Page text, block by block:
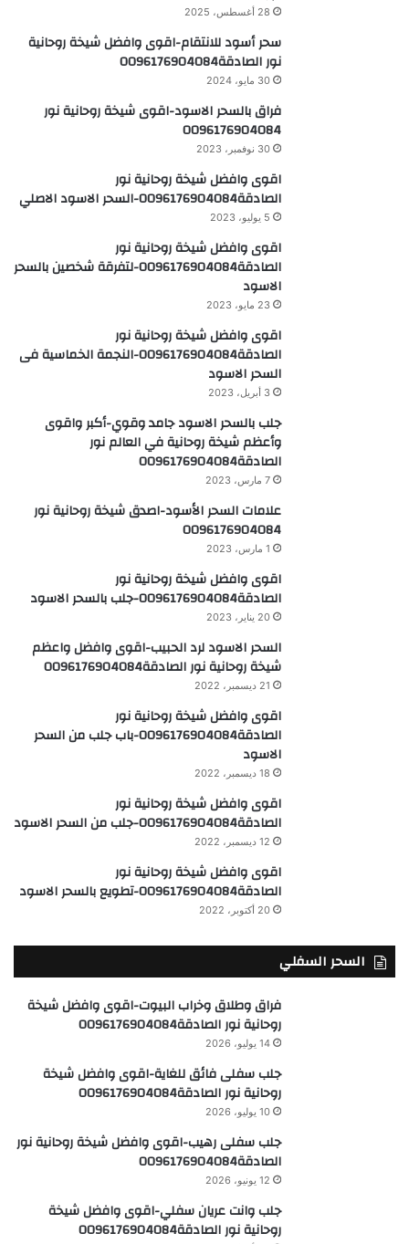
28 أغسطس، 2025
سحر أسود للانتقام-اقوى وافضل شيخة روحانية
نور الصادقة0096176904084
30 مايو، 2024
فراق بالسحر الاسود-اقوى شيخة روحانية نور
0096176904084
30 نوفمبر، 2023
اقوى وافضل شيخة روحانية نور
الصادقة0096176904084-السحر الاسود الاصلي
5 يوليو، 2023
اقوى وافضل شيخة روحانية نور
الصادقة0096176904084-لتفرقة شخصين بالسحر
الاسود
23 مايو، 2023
اقوى وافضل شيخة روحانية نور
الصادقة0096176904084-النجمة الخماسية فى
السحر الاسود
3 أبريل، 2023
جلب بالسحر الاسود جامد وقوي-أكبر واقوى
وأعظم شيخة روحانية في العالم نور
الصادقة0096176904084
7 مارس، 2023
علامات السحر الأسود-اصدق شيخة روحانية نور
0096176904084
1 مارس، 2023
اقوى وافضل شيخة روحانية نور
الصادقة0096176904084-جلب بالسحر الاسود
20 يناير، 2023
السحر الاسود لرد الحبيب-اقوى وافضل واعظم
شيخة روحانية نور الصادقة0096176904084
21 ديسمبر، 2022
اقوى وافضل شيخة روحانية نور
الصادقة0096176904084-باب جلب من السحر
الاسود
18 ديسمبر، 2022
اقوى وافضل شيخة روحانية نور
الصادقة0096176904084-جلب من السحر الاسود
12 ديسمبر، 2022
اقوى وافضل شيخة روحانية نور
الصادقة0096176904084-تطويع بالسحر الاسود
20 أكتوبر، 2022
السحر السفلي
فراق وطلاق وخراب البيوت-اقوى وافضل شيخة
روحانية نور الصادقة0096176904084
14 يوليو، 2026
جلب سفلى فائق للغاية-اقوى وافضل شيخة
روحانية نور الصادقة0096176904084
10 يوليو، 2026
جلب سفلى رهيب-اقوى وافضل شيخة روحانية نور
الصادقة0096176904084
12 يونيو، 2026
جلب وانت عريان سفلي-اقوى وافضل شيخة
روحانية نور الصادقة0096176904084